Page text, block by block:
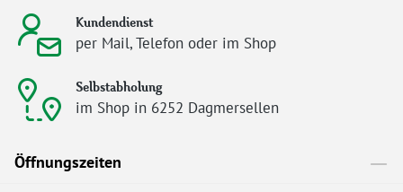
Kundendienst
per Mail, Telefon oder im Shop
Selbstabholung
im Shop in 6252 Dagmersellen
Öffnungszeiten